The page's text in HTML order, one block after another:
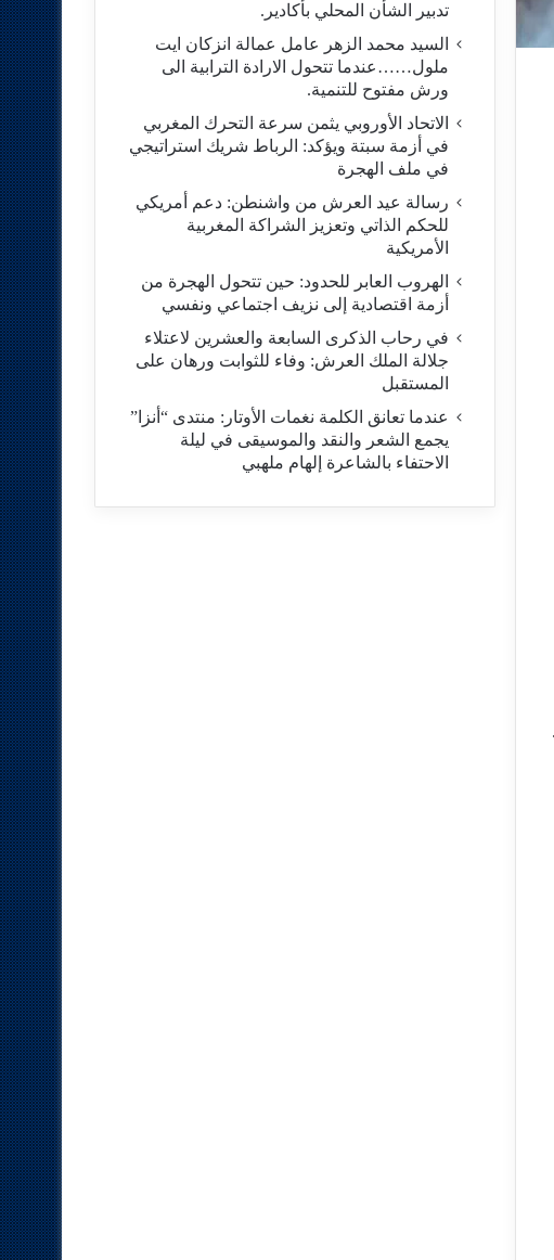
تدبير الشأن المحلي بأكادير.
السيد محمد الزهر عامل عمالة انزكان ايت
ملول……عندما تتحول الارادة الترابية الى
ورش مفتوح للتنمية.
الاتحاد الأوروبي يثمن سرعة التحرك المغربي
في أزمة سبتة ويؤكد: الرباط شريك استراتيجي
في ملف الهجرة
رسالة عيد العرش من واشنطن: دعم أمريكي
للحكم الذاتي وتعزيز الشراكة المغربية
الأمريكية
​الهروب العابر للحدود: حين تتحول الهجرة من
أزمة اقتصادية إلى نزيف اجتماعي ونفسي
في رحاب الذكرى السابعة والعشرين لاعتلاء
جلالة الملك العرش: وفاء للثوابت ورهان على
المستقبل
​عندما تعانق الكلمة نغمات الأوتار: منتدى “أنزا”
يجمع الشعر والنقد والموسيقى في ليلة
الاحتفاء بالشاعرة إلهام ملهبي